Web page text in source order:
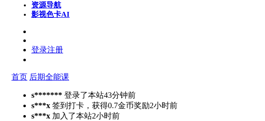
资源导航
影视色卡AI
登录注册
首页 后期全能课
s******* 登录了本站43分钟前
s***x 签到打卡，获得0.7金币奖励2小时前
s***x 加入了本站2小时前